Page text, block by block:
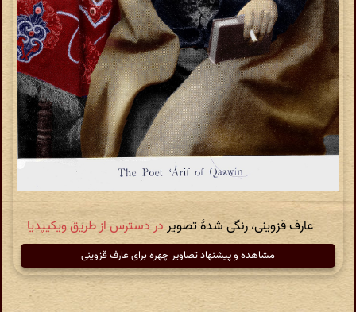
عارف قزوینی، رنگی شدهٔ تصویر در دسترس از طریق ویکیپدیا
مشاهده و پیشنهاد تصاویر چهره برای عارف قزوینی